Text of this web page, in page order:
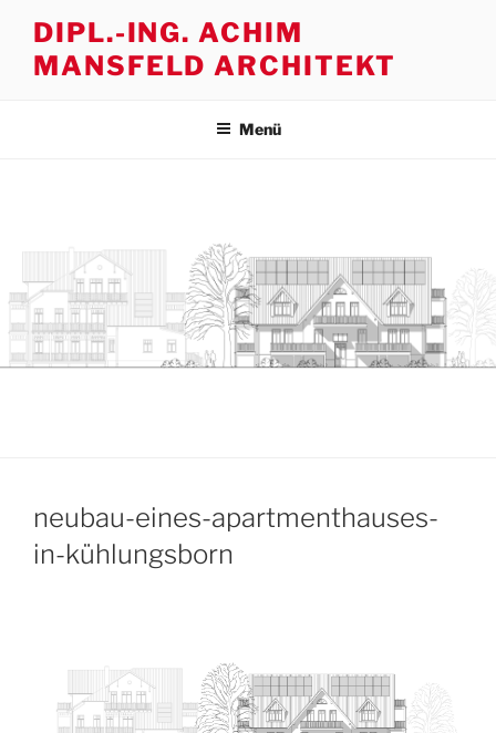
Inhalt
springen
DIPL.-ING. ACHIM
MANSFELD ARCHITEKT
Menü
neubau-eines-apartmenthauses-
in-kühlungsborn